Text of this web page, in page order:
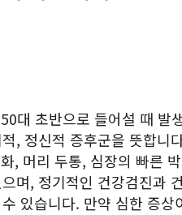
대 초반으로 들어설 때 발
, 정신적 증후군을 뜻합니
, 머리 두통, 심장의 빠른
며, 정기적인 건강검진과
있습니다. 만약 심한 증